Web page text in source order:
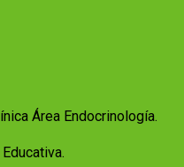
Área Endocrinología.